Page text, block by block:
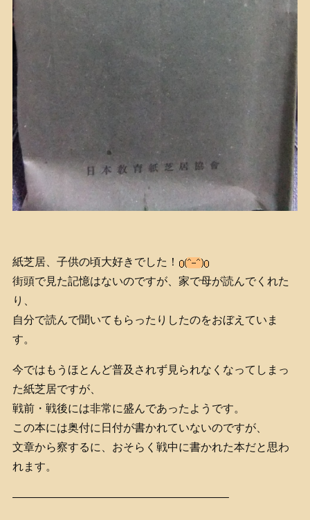
紙芝居、子供の頃大好きでした！
街頭で見た記憶はないのですが、家で母が読んでくれた
り、
自分で読んで聞いてもらったりしたのをおぼえていま
す。
今ではもうほとんど普及されず見られなくなってしまっ
た紙芝居ですが、
戦前・戦後には非常に盛んであったようです。
この本には奥付に日付が書かれていないのですが、
文章から察するに、おそらく戦中に書かれた本だと思わ
れます。
———————————————————–